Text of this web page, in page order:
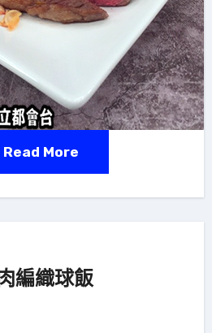
Read More
編織球飯